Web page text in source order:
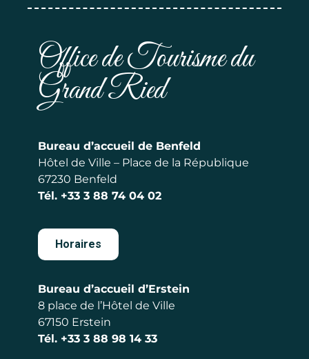
Office de Tourisme du
Grand Ried
Bureau d’accueil de Benfeld
Hôtel de Ville – Place de la République
67230 Benfeld
Tél. +33 3 88 74 04 02
Horaires
Bureau d’accueil d’Erstein
8 place de l’Hôtel de Ville
67150 Erstein
Tél. +33 3 88 98 14 33